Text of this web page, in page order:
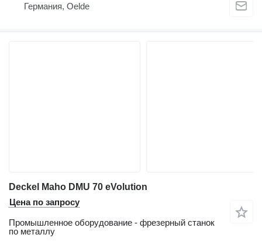
Германия, Oelde
Deckel Maho DMU 70 eVolution
Цена по запросу
Промышленное оборудование - фрезерный станок
по металлу